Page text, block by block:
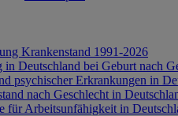
Krankenstand 1991-2026
in Deutschland bei Geburt nach
psychischer Erkrankungen in
nach Geschlecht in
für Arbeitsunfähigkeit in